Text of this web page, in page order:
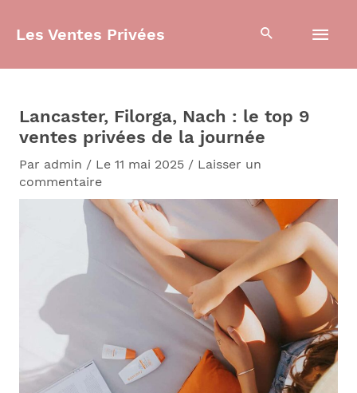
Les Ventes Privées
Lancaster, Filorga, Nach : le top 9
ventes privées de la journée
Par admin / Le 11 mai 2025 / Laisser un
commentaire